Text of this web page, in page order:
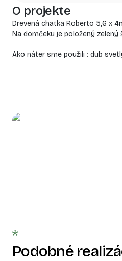
O projekte
Drevená chatka Roberto 5,6 x
Na domčeku je položený zelený
Ako náter sme použili : dub
Podobné